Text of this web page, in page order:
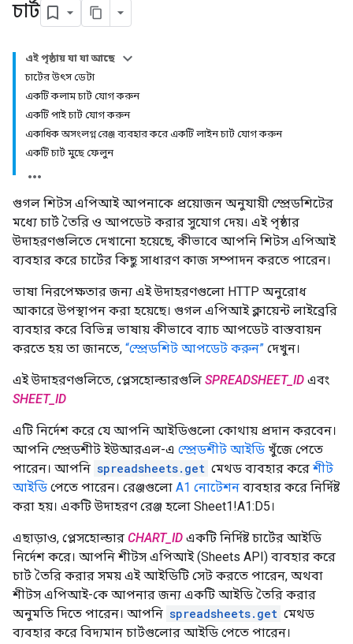
চার্ট
এই পৃষ্ঠায় যা যা আছে
চার্টের উৎস ডেটা
একটি কলাম চার্ট যোগ করুন
একটি পাই চার্ট যোগ করুন
একাধিক অসংলগ্ন রেঞ্জ ব্যবহার করে একটি লাইন চার্ট যোগ করুন
একটি চার্ট মুছে ফেলুন
গুগল শিটস এপিআই আপনাকে প্রয়োজন অনুযায়ী স্প্রেডশিটের
মধ্যে চার্ট তৈরি ও আপডেট করার সুযোগ দেয়। এই পৃষ্ঠার
উদাহরণগুলিতে দেখানো হয়েছে, কীভাবে আপনি শিটস এপিআই
ব্যবহার করে চার্টের কিছু সাধারণ কাজ সম্পাদন করতে পারেন।
ভাষা নিরপেক্ষতার জন্য এই উদাহরণগুলো HTTP অনুরোধ
আকারে উপস্থাপন করা হয়েছে। গুগল এপিআই ক্লায়েন্ট লাইব্রেরি
ব্যবহার করে বিভিন্ন ভাষায় কীভাবে ব্যাচ আপডেট বাস্তবায়ন
করতে হয় তা জানতে, “স্প্রেডশিট আপডেট করুন” দেখুন।
এই উদাহরণগুলিতে, প্লেসহোল্ডারগুলি SPREADSHEET_ID এবং
SHEET_ID
এটি নির্দেশ করে যে আপনি আইডিগুলো কোথায় প্রদান করবেন।
আপনি স্প্রেডশীট ইউআরএল-এ স্প্রেডশীট আইডি খুঁজে পেতে
পারেন। আপনি spreadsheets.get মেথড ব্যবহার করেশীট
আইডি পেতে পারেন। রেঞ্জগুলো A1 নোটেশন ব্যবহার করে নির্দিষ্ট
করা হয়। একটি উদাহরণ রেঞ্জ হলো Sheet1!A1:D5।
এছাড়াও, প্লেসহোল্ডার CHART_ID একটি নির্দিষ্ট চার্টের আইডি
নির্দেশ করে। আপনি শীটস এপিআই (Sheets API) ব্যবহার করে
চার্ট তৈরি করার সময় এই আইডিটি সেট করতে পারেন, অথবা
শীটস এপিআই-কে আপনার জন্য একটি আইডি তৈরি করার
অনুমতি দিতে পারেন। আপনি spreadsheets.get মেথড
ব্যবহার করে বিদ্যমান চার্টগুলোর আইডি পেতে পারেন।